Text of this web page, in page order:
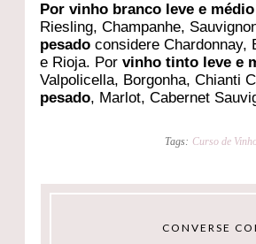
Por vinho branco leve e médio
Riesling, Champanhe,
pesado considere Chardonnay,
e Rioja. Porvinho tinto leve e
Valpolicella, Borgonha, Chianti
pesado, Marlot, Cabernet
Tags: Curso de
CONVERSE